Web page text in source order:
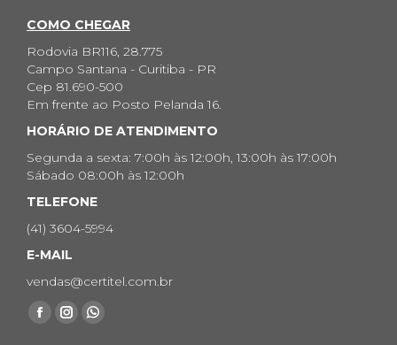
COMO CHEGAR
Rodovia BR116, 28.775
Campo Santana - Curitiba - PR
Cep 81.690-500
Em frente ao Posto Pelanda 16.
HORÁRIO DE ATENDIMENTO
Segunda a sexta: 7:00h às 12:00h, 13:00h às 17:00h
Sábado 08:00h às 12:00h
TELEFONE
(41) 3604-5994
E-MAIL
vendas@certitel.com.br
Encontre-nos em:
Facebook
InstagramWhatsapp